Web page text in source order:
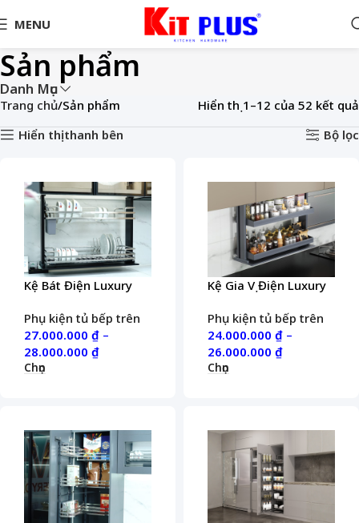
MENU
Sản phẩm
Danh Mục
Trang chủ Sản phẩm
Hiển thị 1–12 của 52 kết quả
Hiển thị thanh bên
Bộ lọc
Kệ Bát Điện Luxury
Phụ kiện tủ bếp trên
27.000.000 ₫ –
28.000.000 ₫
Chọn
Kệ Gia Vị Điện Luxury
Phụ kiện tủ bếp trên
24.000.000 ₫ –
26.000.000 ₫
Chọn